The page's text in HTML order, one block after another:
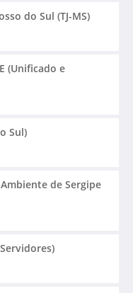
do Sul (TJ-MS)
(Unificado e
Sul)
de Sergipe